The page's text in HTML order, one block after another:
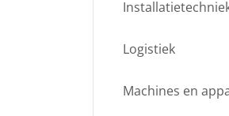
Logistiek
Machines en